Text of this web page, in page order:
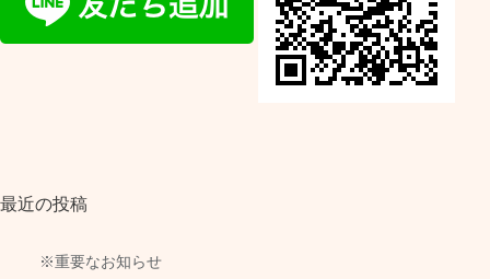
最近の投稿
※重要なお知らせ